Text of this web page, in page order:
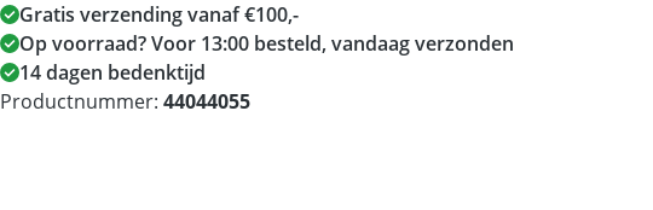
Gratis verzending vanaf €100,-
Op voorraad? Voor 13:00 besteld, vandaag verzonden
14 dagen bedenktijd
Productnummer: 44044055